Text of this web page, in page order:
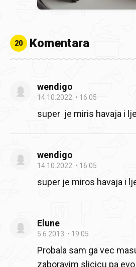
20 Komentara
wendigo
14.10.2022. 16:05
super je miris havaja i
wendigo
14.10.2022. 16:05
super je miros havaja i
Elune
5.6.2013. 19:05
Probala sam ga vec
zaboravim slicicu pa